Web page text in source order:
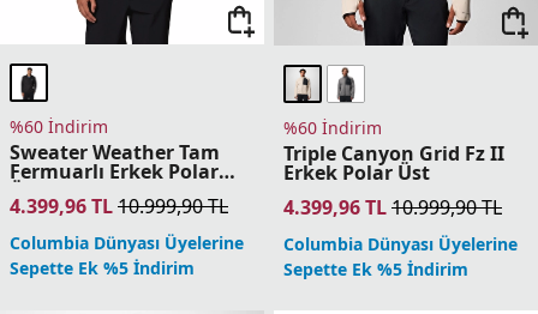
Seçili Ürünlerde Net %50 İndirim Fırsatı!
Anasayfa • Erkek • Tekstil Polar Üst
Erkek Polar
Columbia erkek polar üstleri; serin ve soğuk havalarda sıcaklık,